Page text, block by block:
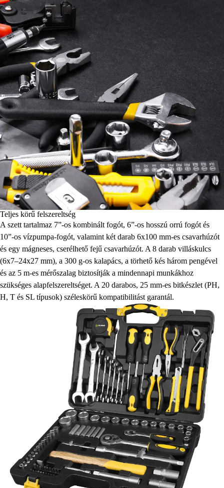
Teljes körű felszereltség
A szett tartalmaz 7”-os kombinált fogót, 6”-os hosszú orrú fogót és
10”-os vízpumpa-fogót, valamint két darab 6x100 mm-es csavarhúzót
és egy mágneses, cserélhető fejű csavarhúzót. A 8 darab villáskulcs
(6x7–24x27 mm), a 300 g-os kalapács, a törhető kés három pengével
és az 5 m-es mérőszalag biztosítják a mindennapi munkákhoz
szükséges alapfelszereltséget. A 20 darabos, 25 mm-es bitkészlet (PH,
H, T és SL típusok) széleskörű kompatibilitást garantál.